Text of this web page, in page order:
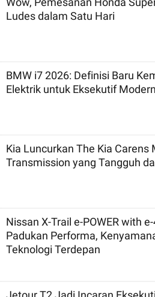
Ludes dalam Satu Hari
BMW i7 2026: Definisi Baru
Elektrik untuk Eksekutif Modern
Kia Luncurkan The Kia Carens
Transmission yang Tangguh
Nissan X-Trail e-POWER with e-
Padukan Performa,
Teknologi Terdepan